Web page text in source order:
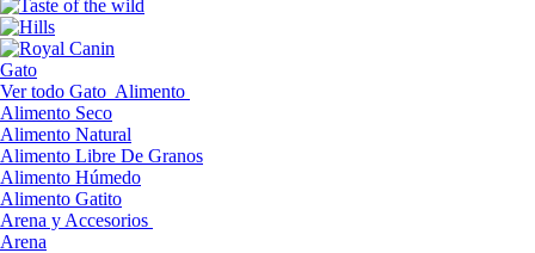
Gato
Ver todo Gato Alimento
Alimento Seco
Alimento Natural
Alimento Libre De Granos
Alimento Húmedo
Alimento Gatito
Arena y Accesorios
Arena